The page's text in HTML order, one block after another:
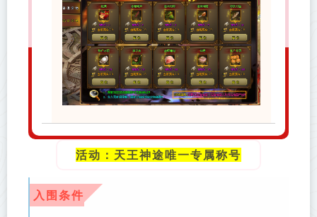
活动 ：天王神途唯一专属称号
入围条件